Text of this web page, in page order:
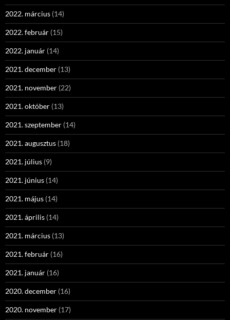
2022. március (14)
2022. február (15)
2022. január (14)
2021. december (13)
2021. november (22)
2021. október (13)
2021. szeptember (14)
2021. augusztus (18)
2021. július (9)
2021. június (14)
2021. május (14)
2021. április (14)
2021. március (13)
2021. február (16)
2021. január (16)
2020. december (16)
2020. november (17)